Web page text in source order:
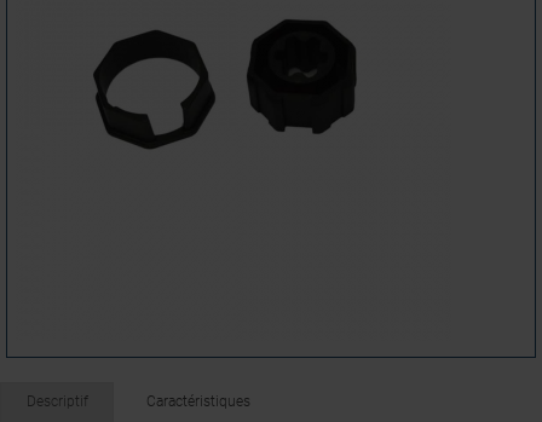
Descriptif Caractéristiques